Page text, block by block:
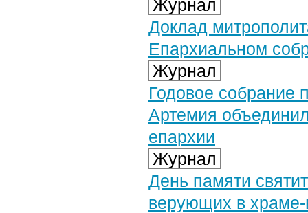
Журнал
Доклад
Епархиальном
Журнал
Годовое собрание
Артемия
епархии
Журнал
День памяти
верующих в храме-